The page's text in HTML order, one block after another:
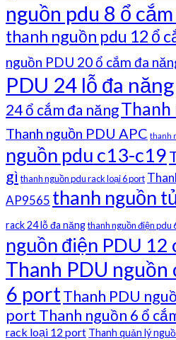
nguồn pdu 8 ổ
thanh nguồn pdu 12 ổ
nguồn PDU 20 ổ cắm đa
PDU 24 lỗ đa năng
24 ổ cắm đa năngThanh
Thanh nguồn PDU APC thanh
nguồn pdu c13-c19
gì thanh nguồn pdu rack loại 6 port
AP9565 thanh nguồn
rack 24 lỗ đa năngthanh nguồn điện pdu
nguồn điện PDU 12
Thanh PDU nguồn
6 portThanh PDU
port Thanh nguồn 6 ổ
rack loại 12 port Thanh quản lý